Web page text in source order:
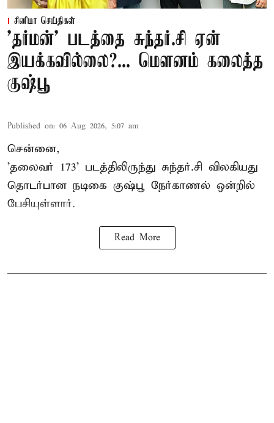
சினிமா செய்திகள்
'தர்மன்' படத்தை சுந்தர்.சி ஏன்
இயக்கவில்லை?... மௌனம் கலைத்த
குஷ்பூ
Published on: 06 Aug 2026, 5:07 am
சென்னை,
'தலைவர் 173' படத்திலிருந்து சுந்தர்.சி விலகியது
தொடர்பான நடிகை குஷ்பூ நேர்காணல் ஒன்றில்
பேசியுள்ளார்.
Read More